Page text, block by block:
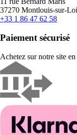
37270 Montlouis-sur-
+33 1 86 47 62 58
Paiement sécurisé
Achetez sur notre site